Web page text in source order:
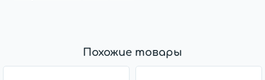
Похожие товары